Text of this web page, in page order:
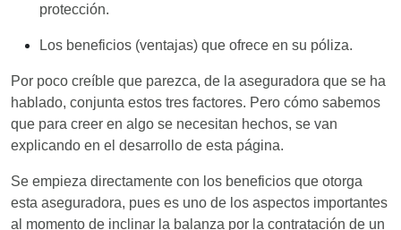
protección.
Los beneficios (ventajas) que ofrece en su póliza.
Por poco creíble que parezca, de la aseguradora que se ha
hablado, conjunta estos tres factores. Pero cómo sabemos
que para creer en algo se necesitan hechos, se van
explicando en el desarrollo de esta página.
Se empieza directamente con los beneficios que otorga
esta aseguradora, pues es uno de los aspectos importantes
al momento de inclinar la balanza por la contratación de un